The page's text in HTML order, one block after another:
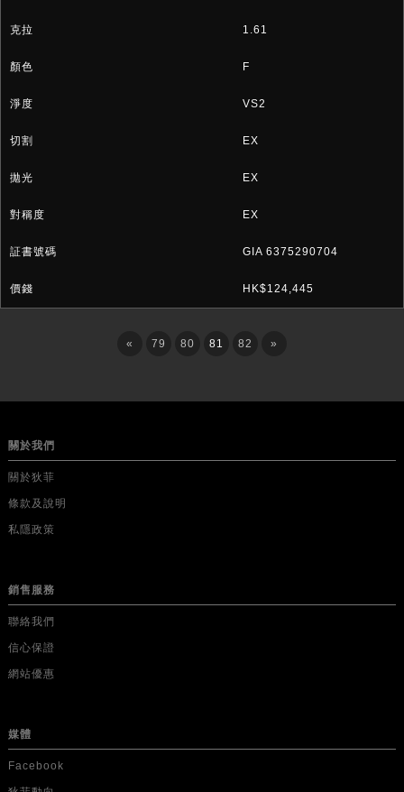
1.61
F
VS2
EX
EX
EX
GIA 6375290704
HK$124,445
« 79 80 81 82 »
關於我們
關於狄菲
條款及說明
私隱政策
銷售服務
聯絡我們
信心保證
網站優惠
媒體
Facebook